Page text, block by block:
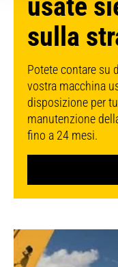
usate
sulla
Potete contare su
vostra macchina
disposizione per
manutenzione
fino a 24 mesi.